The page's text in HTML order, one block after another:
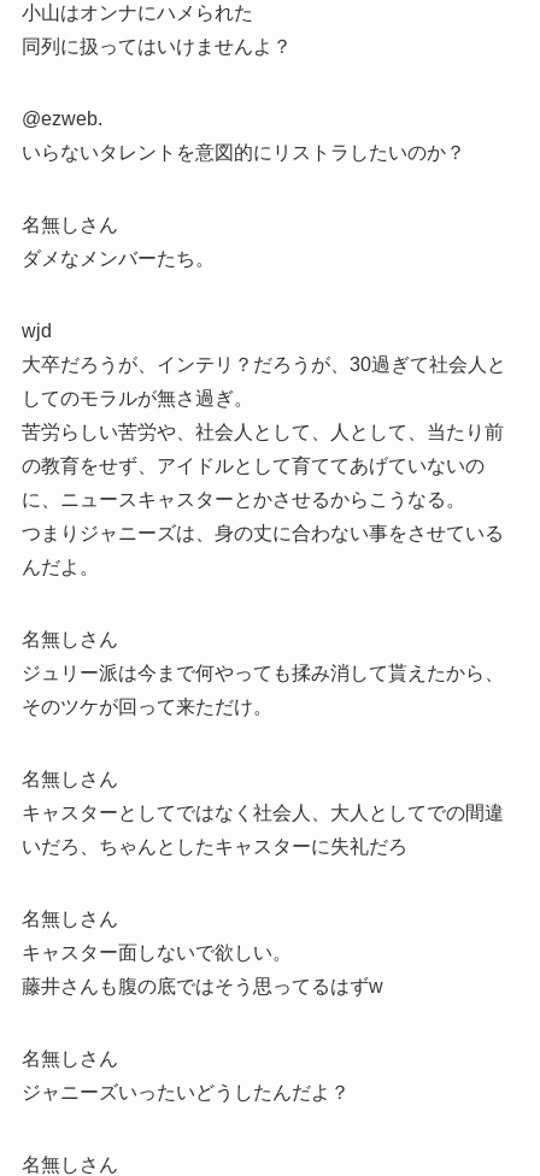
小山はオンナにハメられた
同列に扱ってはいけませんよ？
@ezweb.
いらないタレントを意図的にリストラしたいのか？
名無しさん
ダメなメンバーたち。
wjd
大卒だろうが、インテリ？だろうが、30過ぎて社会人と
してのモラルが無さ過ぎ。
苦労らしい苦労や、社会人として、人として、当たり前
の教育をせず、アイドルとして育ててあげていないの
に、ニュースキャスターとかさせるからこうなる。
つまりジャニーズは、身の丈に合わない事をさせている
んだよ。
名無しさん
ジュリー派は今まで何やっても揉み消して貰えたから、
そのツケが回って来ただけ。
名無しさん
キャスターとしてではなく社会人、大人としてでの間違
いだろ、ちゃんとしたキャスターに失礼だろ
名無しさん
キャスター面しないで欲しい。
藤井さんも腹の底ではそう思ってるはずw
名無しさん
ジャニーズいったいどうしたんだよ？
名無しさん